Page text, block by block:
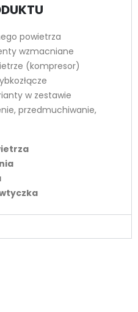
powietrza
wzmacniane
(kompresor)
w zestawie
przedmuchiwanie,